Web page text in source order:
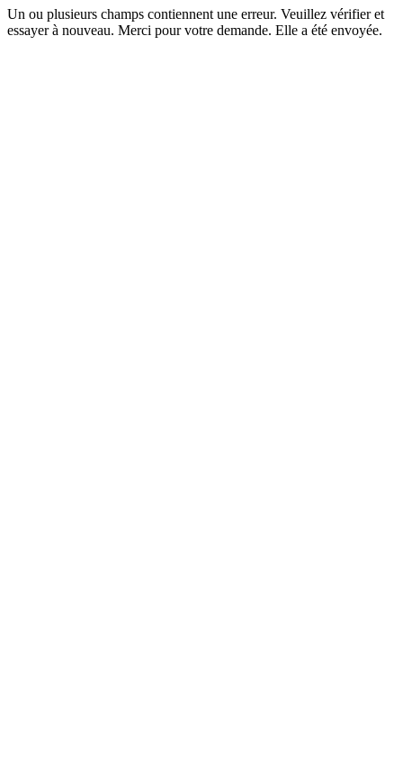
Un ou plusieurs champs contiennent une erreur. Veuillez vérifier et
essayer à nouveau. Merci pour votre demande. Elle a été envoyée.